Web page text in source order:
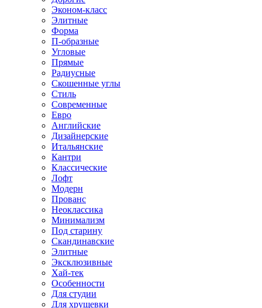
Эконом-класс
Элитные
Форма
П-образные
Угловые
Прямые
Радиусные
Скошенные углы
Стиль
Современные
Евро
Английские
Дизайнерские
Итальянские
Кантри
Классические
Лофт
Модерн
Прованс
Неоклассика
Минимализм
Под старину
Скандинавские
Элитные
Эксклюзивные
Хай-тек
Особенности
Для студии
Для хрущевки